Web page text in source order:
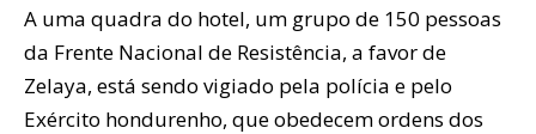
A uma quadra do hotel, um grupo de 150 pessoas
da Frente Nacional de Resistência, a favor de
Zelaya, está sendo vigiado pela polícia e pelo
Exército hondurenho, que obedecem ordens dos